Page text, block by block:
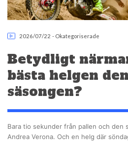
2026/07/22 - Okategoriserade
Betydligt
bästa helgen
säsongen?
Bara tio sekunder från pallen och den
Andrea Verona. Och en helg där